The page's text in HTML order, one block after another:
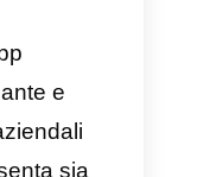
sviluppata